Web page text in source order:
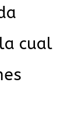
cual